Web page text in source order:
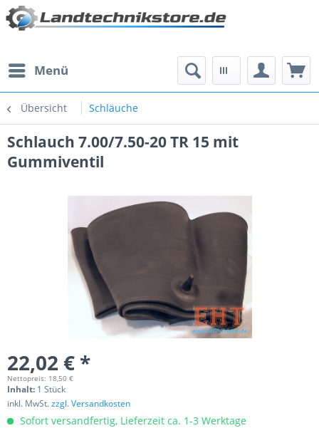
Menü
Übersicht Schläuche
Schlauch 7.00/7.50-20 TR 15 mit
Gummiventil
22,02 € *
Nettopreis: 18,50 €
Inhalt: 1 Stück
inkl. MwSt.zzgl. Versandkosten
Sofort versandfertig, Lieferzeit ca. 1-3 Werktage